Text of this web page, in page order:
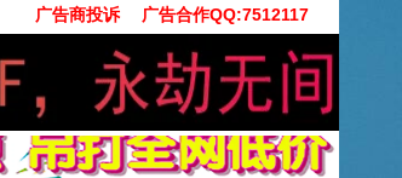
广告商投诉 广告合作QQ:7512117